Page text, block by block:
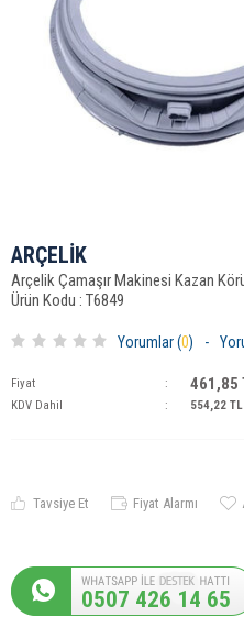
ARÇELİK
Arçelik Çamaşır Makinesi Kazan
Ürün Kodu : T6849
Yorumlar (0) -
Fiyat : 461,85
KDV Dahil : 554,22 TL
Tavsiye Et Fiyat Alarmı
0507 426 14 65